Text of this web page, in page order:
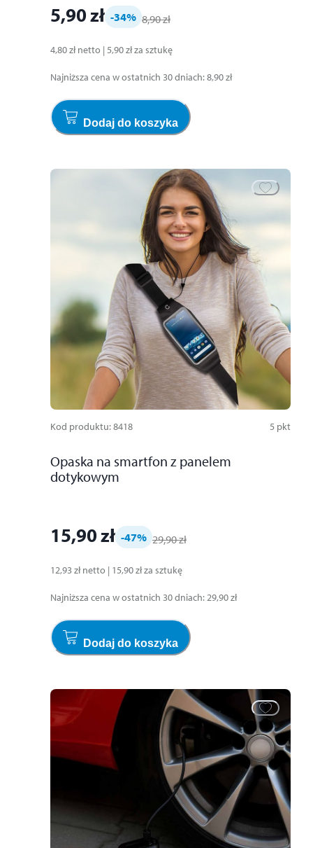
5,90 zł -34% 8,90 zł
4,80 zł netto | 5,90 złza sztukę
Najniższa cena w ostatnich 30 dniach:8,90 zł
Dodaj do koszyka
Kod produktu:8418 5 pkt
Opaska na smartfon z panelem
dotykowym
15,90 zł -47% 29,90 zł
12,93 zł netto | 15,90 złza sztukę
Najniższa cena w ostatnich 30 dniach:29,90 zł
Dodaj do koszyka